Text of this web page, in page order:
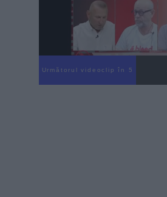
Următorul videoclip în 4